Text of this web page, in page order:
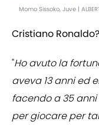
Momo Sissoko, Juve |
Cristiano Ronaldo?
"Ho avuto la
aveva 13 anni ed
facendo a 35
per giocare per